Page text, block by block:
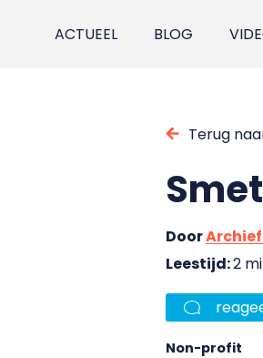
ACTUEEL BLOG
Terug
Door
Leestijd:2
Non-profit